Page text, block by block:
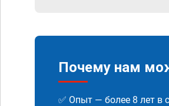
Почему нам
✅ Опыт — более 8 лет в